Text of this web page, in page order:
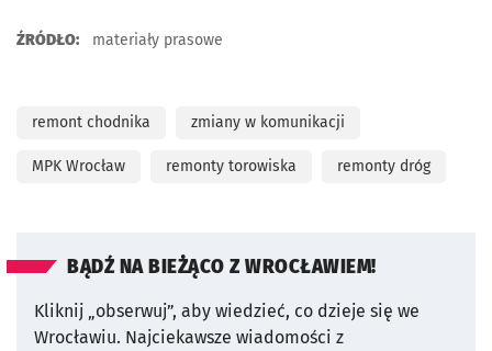
ŹRÓDŁO: materiały prasowe
remont chodnika zmiany w komunikacji
MPK Wrocław remonty torowiska remonty dróg
BĄDŹ NA BIEŻĄCO Z WROCŁAWIEM!
Kliknij „obserwuj”, aby wiedzieć, co dzieje się we
Wrocławiu. Najciekawsze wiadomości z